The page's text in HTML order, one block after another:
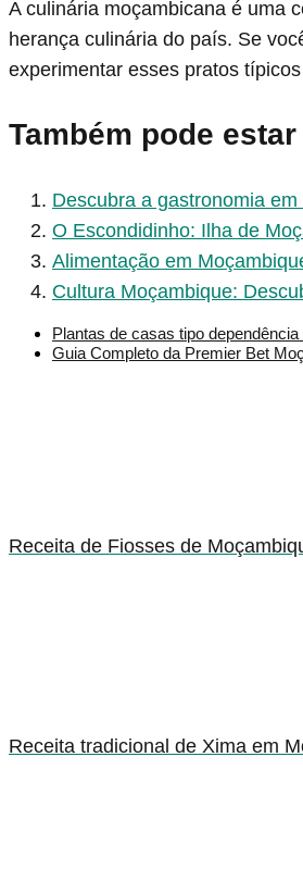
A culinária moçambicana é uma
herança culinária do país. Se
experimentar esses pratos
Também pode
Descubra a gastronomia
O Escondidinho: Ilha de
Alimentação em
Cultura Moçambique:
Plantas de casas tipo
Guia Completo da Premier Bet
Receita de Fiosses de
Receita tradicional de Xima em